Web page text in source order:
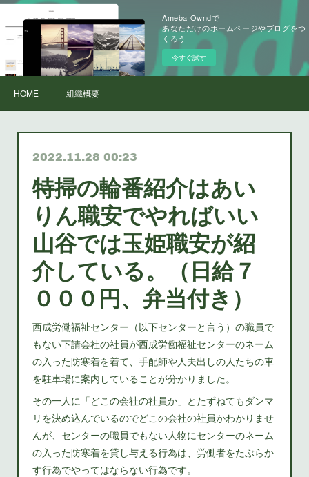
Ameba Owndで
あなただけのホームページやブログをつ
くろう
今すぐ試す
HOME 組織概要
2022.11.28 00:23
特掃の輪番紹介はあい
りん職安でやればいい
山谷では玉姫職安が紹
介している。（日給７
０００円、弁当付き）
西成労働福祉センター（以下センターと言う）の職員で
もない下請会社の社員が西成労働福祉センターのネーム
の入った防寒着を着て、手配師や人夫出しの人たちの車
を駐車場に案内していることが分かりました。
その一人に「どこの会社の社員か」とたずねてもダンマ
リを決め込んでいるのでどこの会社の社員かわかりませ
んが、センターの職員でもない人物にセンターのネーム
の入った防寒着を貸し与える行為は、労働者をたぶらか
す行為でやってはならない行為です。